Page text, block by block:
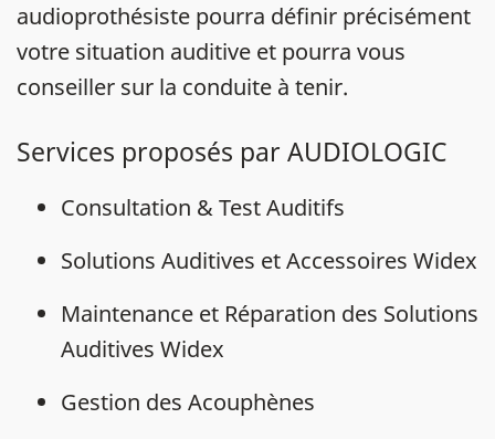
audioprothésiste pourra définir précisément
votre situation auditive et pourra vous
conseiller sur la conduite à tenir.
Services proposés par AUDIOLOGIC
Consultation & Test Auditifs
Solutions Auditives et Accessoires Widex
Maintenance et Réparation des Solutions
Auditives Widex
Gestion des Acouphènes